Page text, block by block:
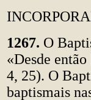
1267. O
«Desde
4, 25). O
baptismais